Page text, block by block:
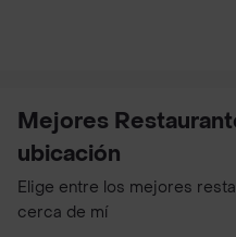
Mejores
ubicación
Elige entre los mejores
cerca de mí